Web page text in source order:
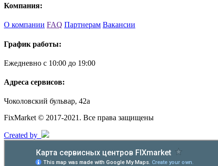
Компания:
О компании FAQ Партнерам Вакансии
График работы:
Ежедневно с 10:00 до 19:00
Адреса сервисов:
Чоколовский бульвар, 42а
FixMarket © 2017-2021. Все права защищены
Created by